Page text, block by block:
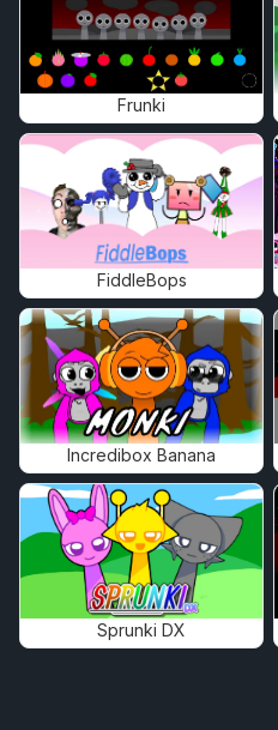
Frunki
FiddleBops
Incredibox Banana
Sprunki DX